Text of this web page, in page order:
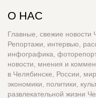
О НАС
Главные, свежие новости
Репортажи, интервью,
инфографика,
новости, мнения и
в Челябинске, России,
экономики, политики,
развлекательной жизни